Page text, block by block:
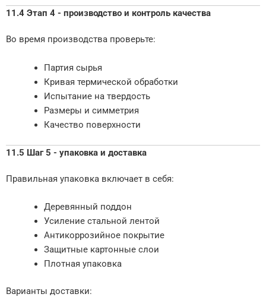
11.4 Этап 4 - производство и контроль качества
Во время производства проверьте:
Партия сырья
Кривая термической обработки
Испытание на твердость
Размеры и симметрия
Качество поверхности
11.5 Шаг 5 - упаковка и доставка
Правильная упаковка включает в себя:
Деревянный поддон
Усиление стальной лентой
Антикоррозийное покрытие
Защитные картонные слои
Плотная упаковка
Варианты доставки: